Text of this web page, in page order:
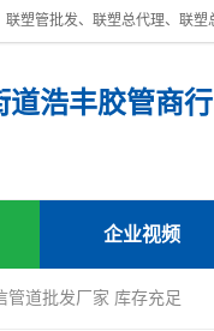
道浩丰胶管商行
企业视频
管道批发厂家 库存充足